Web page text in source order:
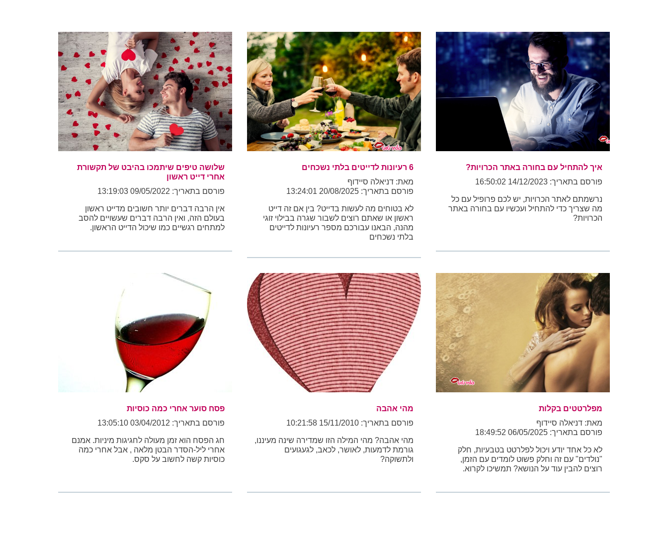
איך להתחיל עם בחורה באתר הכרויות?
פורסם בתאריך: 14/12/2023 16:50:02
נרשמתם לאתר הכרויות, יש לכם פרופיל עם כל
מה שצריך כדי להתחיל ועכשיו עם בחורה באתר
הכרויות?
6 רעיונות לדייטים בלתי נשכחים
מאת: דניאלה סיידוף
פורסם בתאריך: 20/08/2025 13:24:01
לא בטוחים מה לעשות בדייט? בין אם זה דייט
ראשון או שאתם רוצים לשבור שגרה בבילוי זוגי
מהנה, הבאנו עבורכם מספר רעיונות לדייטים
בלתי נשכחים
שלושה טיפים שיתמכו בהיבט של תקשורת
אחרי דייט ראשון
פורסם בתאריך: 09/05/2022 13:19:03
אין הרבה דברים יותר חשובים מדייט ראשון
בעולם הזה, ואין הרבה דברים שעשויים להסב
למתחים רגשיים כמו שיכול הדייט הראשון.
מפלרטטים בקלות
מאת: דניאלה סיידוף
פורסם בתאריך: 06/05/2025 18:49:52
לא כל אחד יודע ויכול לפלרטט בטבעיות, חלק
"נולדים" עם זה וחלק פשוט לומדים עם הזמן,
רוצים להבין עוד על הנושא? תמשיכו לקרוא.
מהי אהבה
פורסם בתאריך: 15/11/2010 10:21:58
מהי אהבה? מהי המילה הזו שמדירה שינה מעיננו,
גורמת לדמעות, לאושר, לכאב, לגעגועים
ולתשוקה?
פסח סוער אחרי כמה כוסיות
פורסם בתאריך: 03/04/2012 13:05:10
חג הפסח הוא זמן מעולה לחגיגות מיניות. אמנם
אחרי ליל-הסדר הבטן מלאה , אבל אחרי כמה
כוסיות קשה לחשוב על סקס.